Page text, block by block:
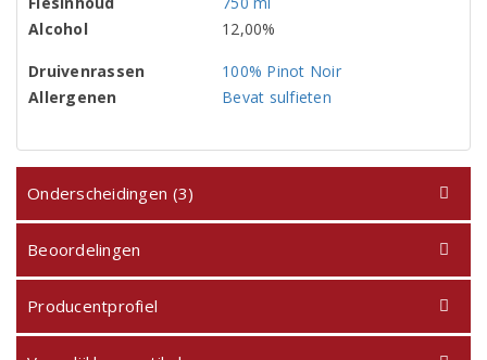
Alcohol
12,00%
Druivenrassen
100% Pinot Noir
Allergenen
Bevat sulfieten
Onderscheidingen (3)
Beoordelingen
Producentprofiel